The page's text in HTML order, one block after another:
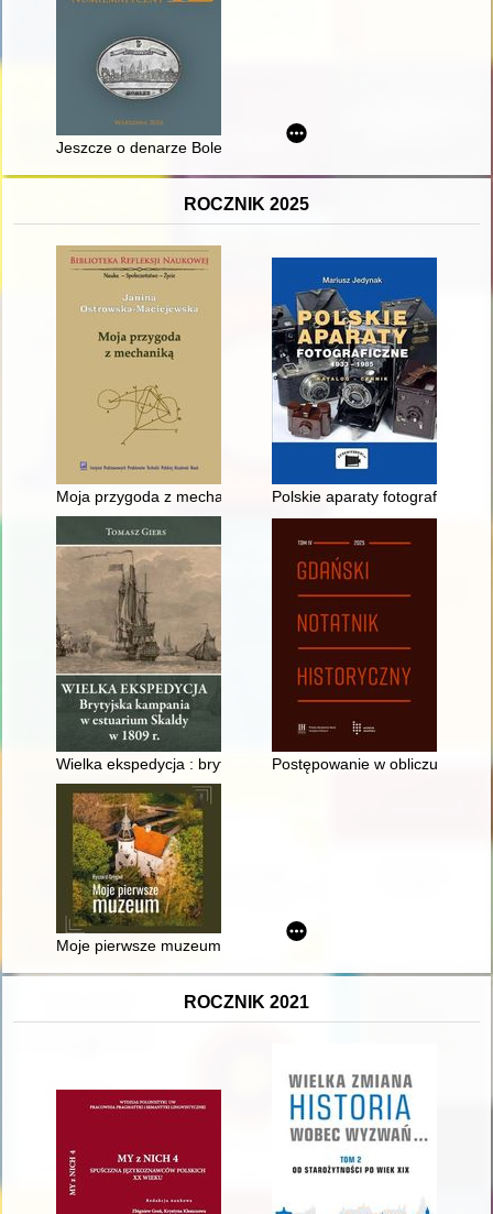
Jeszcze o denarze Bolesława Chrobrego z legendą MOGILN
ROCZNIK 2025
Moja przygoda z mechaniką : z Podlasia do Instytutu Polskiej
Polskie aparaty fotograficzne
Wielka ekspedycja : brytyjska kampania w estuarium Skaldy w
Postępowanie w obliczu
Moje pierwsze muzeum
ROCZNIK 2021